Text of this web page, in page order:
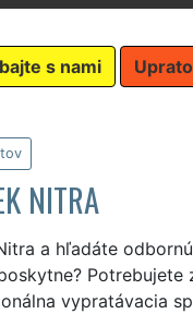
s nami
NITRA
a hľadáte
Potrebujete
vypratávacia